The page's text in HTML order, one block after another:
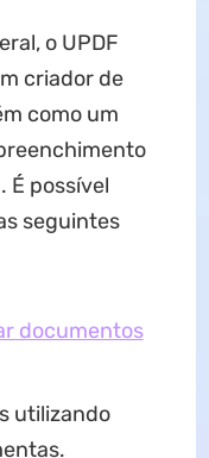
o UPDF
criador de
como um
É possível
seguintes
documentos
utilizando